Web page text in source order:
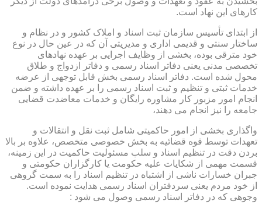
کارهای این نهاد است.
از ابتدای تأسیس سازمان ثبت اسناد و املاک کشور و در نظام و
ساختار سنتی و قدیمی اداری و مدیریتی آن که در عین حال در نوع
خود مترقی بوده، بخشی از وظایف اجرایی بر عهده نهادهای
تخصصی مدنی یعنی دفاتر اسناد رسمی و دفاتر ازدواج و طلاق
محول شده است. دفاتر اسناد رسمی بخش قابل توجهی از عرضه
خدمات ثبتی و تنظیم و ثبت اسناد رسمی را بر عهده داشته و ضمن
انجام امور مزبور کار مشاوره رایگان و خدمات معاضدت قضایی
جامعه را نیز انجام می دهند،
واگذاری بخشی از امور حاکمیتی شامل ثبت نقل و انتقالات و
تعهدات توسط قوه قضائیه به بخش خصوصی متخصص، علاوه بر بالا
بردن دقت در تنظیم اسناد و سلب مسئولیت حاکمیت در این زمینه،
قسمت مهمی از شکایات علیه حکومت یا کارگزاران حکومتی و
جبران خسارات ناشی از اشتباه در تنظیم اسناد را به سمت گروهی
از خود مردم یعنی سردفتران اسناد رسمی هدایت نموده است.
وجوهی که در دفاتر اسناد رسمی وصول می شود :